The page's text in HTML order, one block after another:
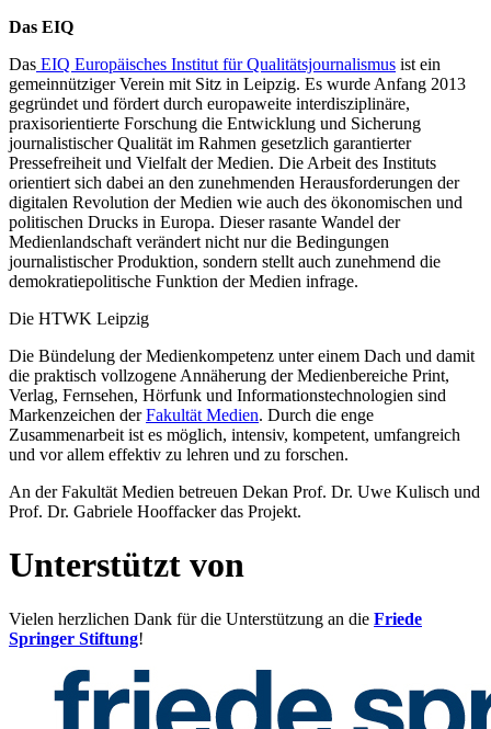
Das EIQ
Das EIQ Europäisches Institut für Qualitätsjournalismus ist ein
gemeinnütziger Verein mit Sitz in Leipzig. Es wurde Anfang 2013
gegründet und fördert durch europaweite interdisziplinäre,
praxisorientierte Forschung die Entwicklung und Sicherung
journalistischer Qualität im Rahmen gesetzlich garantierter
Pressefreiheit und Vielfalt der Medien. Die Arbeit des Instituts
orientiert sich dabei an den zunehmenden Herausforderungen der
digitalen Revolution der Medien wie auch des ökonomischen und
politischen Drucks in Europa. Dieser rasante Wandel der
Medienlandschaft verändert nicht nur die Bedingungen
journalistischer Produktion, sondern stellt auch zunehmend die
demokratiepolitische Funktion der Medien infrage.
Die HTWK Leipzig
Die Bündelung der Medienkompetenz unter einem Dach und damit
die praktisch vollzogene Annäherung der Medienbereiche Print,
Verlag, Fernsehen, Hörfunk und Informationstechnologien sind
Markenzeichen derFakultät Medien. Durch die enge
Zusammenarbeit ist es möglich, intensiv, kompetent, umfangreich
und vor allem effektiv zu lehren und zu forschen.
An der Fakultät Medien betreuen Dekan Prof. Dr. Uwe Kulisch und
Prof. Dr. Gabriele Hooffacker das Projekt.
Unterstützt von
Vielen herzlichen Dank für die Unterstützung an die Friede
Springer Stiftung!